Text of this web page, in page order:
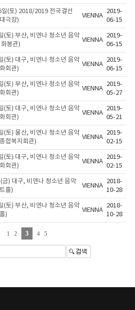
(토) 2018/2019 전국결선
극장)
VIENNA
2019-
06-15
(토) 부산, 비엔나 청소년 음악
봉관)
VIENNA
2019-
06-15
(토) 대구, 비엔나 청소년 음악
회관)
VIENNA
2019-
06-15
(토) 부산, 비엔나 청소년 음악
회관)
VIENNA
2019-
05-27
(토) 대구, 비엔나 청소년 음악
회관)
VIENNA
2019-
05-21
(토) 울산, 비엔나 청소년 음악
합복지회관)
VIENNA
2019-
02-15
(토) 대구, 비엔나 청소년 음악
회관)
VIENNA
2019-
02-15
) 대구, 비엔나 청소년 음악
홀)
VIENNA
2018-
10-28
(토) 부산, 비엔나 청소년 음악
)
VIENNA
2018-
10-28
1 2 3 4 5